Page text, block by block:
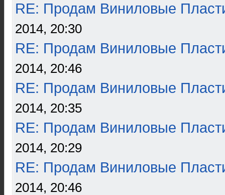
RE: Продам Виниловые
2014, 20:30
RE: Продам Виниловые
2014, 20:46
RE: Продам Виниловые
2014, 20:35
RE: Продам Виниловые
2014, 20:29
RE: Продам Виниловые
2014, 20:46